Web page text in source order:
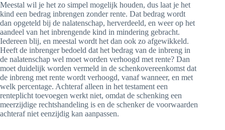
Meestal wil je het zo simpel mogelijk houden, dus laat je het
kind een bedrag inbrengen zonder rente. Dat bedrag wordt
dan opgeteld bij de nalatenschap, herverdeeld, en weer op het
aandeel van het inbrengende kind in mindering gebracht.
Iedereen blij, en meestal wordt het dan ook zo afgewikkeld.
Heeft de inbrenger bedoeld dat het bedrag van de inbreng in
de nalatenschap wel moet worden verhoogd met rente? Dan
moet duidelijk worden vermeld in de schenkovereenkomst dat
de inbreng met rente wordt verhoogd, vanaf wanneer, en met
welk percentage. Achteraf alleen in het testament een
renteplicht toevoegen werkt niet, omdat de schenking een
meerzijdige rechtshandeling is en de schenker de voorwaarden
achteraf niet eenzijdig kan aanpassen.